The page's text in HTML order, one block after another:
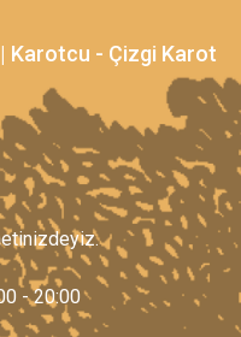
Karotcu - Çizgi Karot
- 20:00